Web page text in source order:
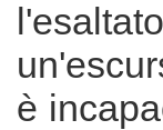
è